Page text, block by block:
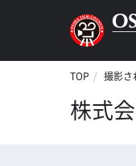
TOP 撮影さ
株式